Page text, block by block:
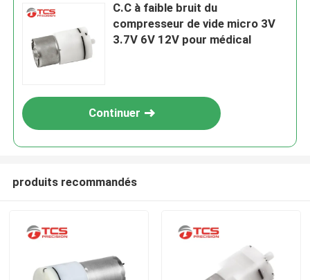
C.C à faible bruit du
compresseur de vide micro 3V
3.7V 6V 12V pour médical
Continuer
produits recommandés